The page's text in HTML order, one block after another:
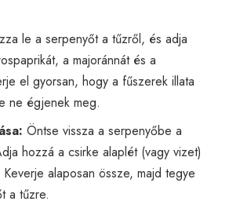
le a serpenyőt a tűzről, és adja
a majoránnát és a
el gyorsan, hogy a fűszerek illata
ne égjenek meg.
Öntse vissza a serpenyőbe a
hozzá a csirke alaplét (vagy vizet)
alaposan össze, majd tegye
a tűzre.